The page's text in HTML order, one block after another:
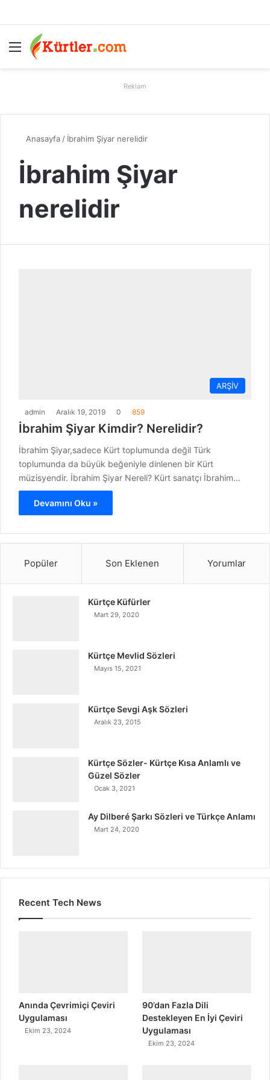
Menü
Reklam
Anasayfa / İbrahim Şiyar nerelidir
İbrahim Şiyar
nerelidir
ARŞİV
admin Aralık 19, 2019 0 859
İbrahim Şiyar Kimdir? Nerelidir?
İbrahim Şiyar,sadece Kürt toplumunda değil Türk
toplumunda da büyük beğeniyle dinlenen bir Kürt
müzisyendir. İbrahim Şiyar Nereli? Kürt sanatçı İbrahim…
Devamını Oku »
Popüler Son Eklenen Yorumlar
Kürtçe Küfürler
Mart 29, 2020
Kürtçe Mevlid Sözleri
Mayıs 15, 2021
Kürtçe Sevgi Aşk Sözleri
Aralık 23, 2015
Kürtçe Sözler- Kürtçe Kısa Anlamlı ve
Güzel Sözler
Ocak 3, 2021
Ay Dilberé Şarkı Sözleri ve Türkçe Anlamı
Mart 24, 2020
Recent Tech News
Anında Çevrimiçi Çeviri
Uygulaması
Ekim 23, 2024
90’dan Fazla Dili
Destekleyen En İyi Çeviri
Uygulaması
Ekim 23, 2024